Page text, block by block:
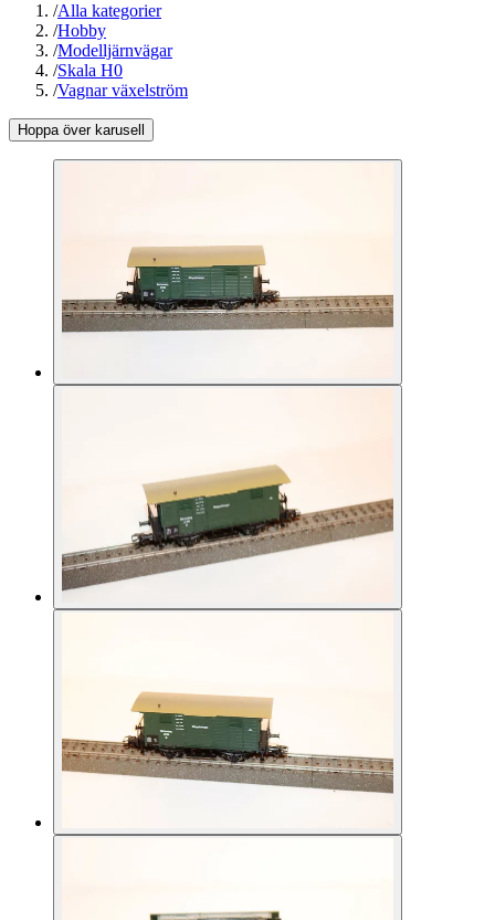
/Alla kategorier
/Hobby
/Modelljärnvägar
/Skala H0
/Vagnar växelström
Hoppa över karusell